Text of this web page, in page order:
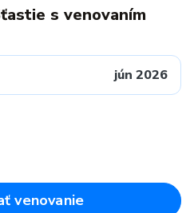
s venovaním
jún 2026
venovanie